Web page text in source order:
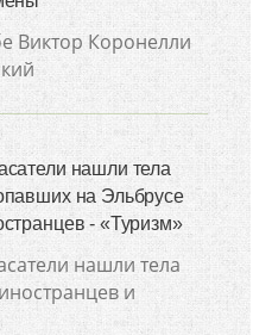
Виктор Коронелли
нашли тела
на Эльбрусе
- «Туризм»
нашли тела
и